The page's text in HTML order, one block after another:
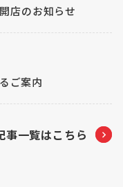
店のお知らせ
ご案内
事一覧はこちら